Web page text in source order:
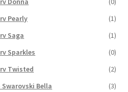
Pearly
(1)
Saga
(1)
Sparkles
(0)
Twisted
(2)
Bella
(3)